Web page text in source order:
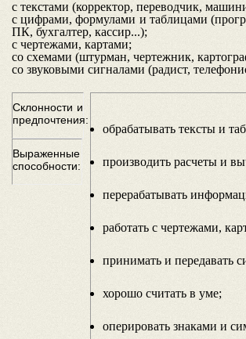
с текстами (корректор, переводчик,
с цифрами, формулами и таблицами
ПК, бухгалтер, кассир...);
с чертежами, картами;
со схемами (штурман, чертежник,
со звуковыми сигналами (радист,
Склонности и
предпочтения:
Выраженные
способности:
обрабатывать тексты и
производить расчеты и
перерабатывать
работать с чертежами,
принимать и передавать
хорошо считать в уме;
оперировать знаками и